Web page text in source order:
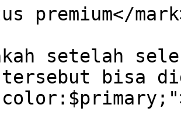
premium</
setelah
tersebut bisa